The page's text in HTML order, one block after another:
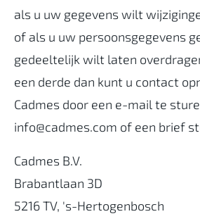
als u uw gegevens wilt
of als u uw persoonsgegevens
gedeeltelijk wilt laten
een derde dan kunt u contact
Cadmes door een e-mail te
info@cadmes.com of een brief
Cadmes B.V.
Brabantlaan 3D
5216 TV, 's-Hertogenbosch